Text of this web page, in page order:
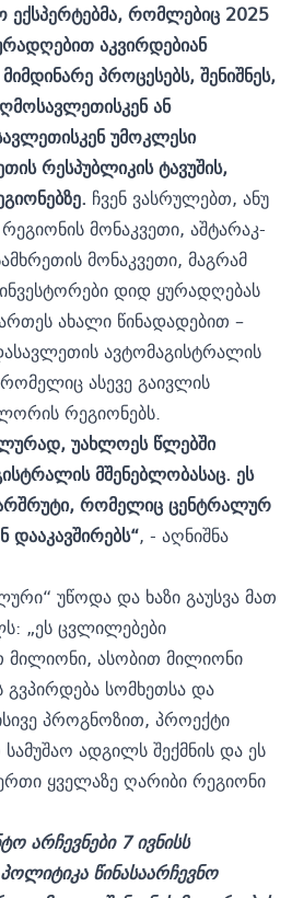
ექსპერტებმა, რომლებიც 2025
აკვირდებიან
პროცესებს, შენიშნეს,
ან
უმოკლესი
რესპუბლიკის ტავუშის,
ჩვენ ვასრულებთ, ანუ
მონაკვეთი, აშტარაკ-
მონაკვეთი, მაგრამ
დიდ ყურადღებას
ახალი წინადადებით –
ავტომაგისტრალის
ასევე გაივლის
რეგიონებს.
უახლოეს წლებში
მშენებლობასაც. ეს
რომელიც ცენტრალურ
, - აღნიშნა
უწოდა და ხაზი გაუსვა მათ
„ეს ცვლილებები
ასობით მილიონი
სომხეთსა და
პროგნოზით, პროექტი
ადგილს შექმნის და ეს
ყველაზე ღარიბი რეგიონი
არჩევნები 7 ივნისს
წინასაარჩევნო